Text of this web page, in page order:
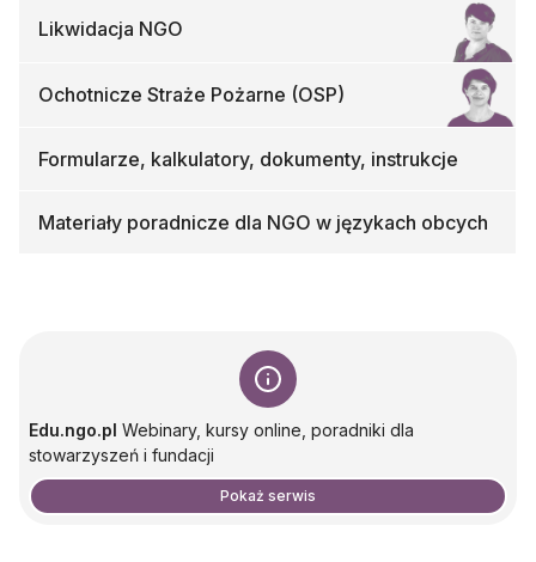
Likwidacja NGO
Ochotnicze Straże Pożarne (OSP)
Formularze, kalkulatory, dokumenty, instrukcje
Materiały poradnicze dla NGO w językach obcych
Edu.ngo.pl Webinary, kursy online, poradniki dla
stowarzyszeń i fundacji
Pokaż serwis